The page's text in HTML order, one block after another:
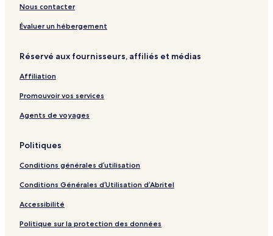
e
t
l
e
c
t
i
M
l
a
Nous contacter
Évaluer un hébergement
Réservé aux fournisseurs, affiliés et médias
Affiliation
Promouvoir vos services
Agents de voyages
Politiques
Conditions générales d’utilisation
Conditions Générales d’Utilisation d’Abritel
Accessibilité
Politique sur la protection des données